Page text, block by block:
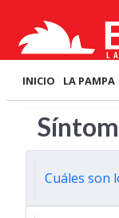
INICIO LA PAMPA
Cuáles son